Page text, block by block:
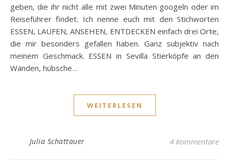
geben, die ihr nicht alle mit zwei Minuten googeln oder im
Reiseführer findet. Ich nenne euch mit den Stichworten
ESSEN, LAUFEN, ANSEHEN, ENTDECKEN einfach drei Orte,
die mir besonders gefallen haben. Ganz subjektiv nach
meinem Geschmack. ESSEN in Sevilla Stierköpfe an den
Wänden, hübsche…
WEITERLESEN
Julia Schattauer 4 Kommentare